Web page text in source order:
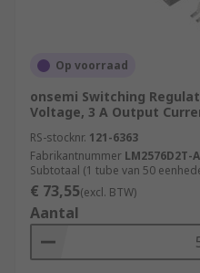
Op voorraad
onsemi Switching
Voltage, 3 A Output
RS-stocknr. 121-6363
Fabrikantnummer LM2576D2T-
Subtotaal (1 tube van 50
€ 73,55(excl. BTW)
Aantal